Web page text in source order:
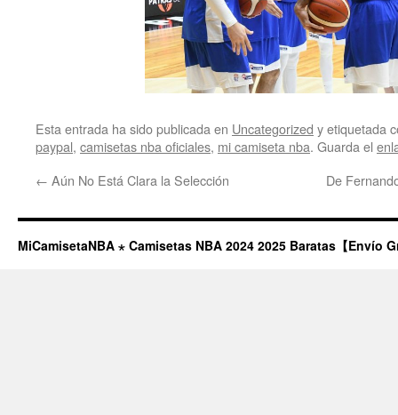
Esta entrada ha sido publicada en Uncategorized y etiquetada
paypal, camisetas nba oficiales, mi camiseta nba. Guarda el
← Aún No Está Clara la Selección De
MiCamisetaNBA ⋆ Camisetas NBA 2024 2025 Baratas【Envío